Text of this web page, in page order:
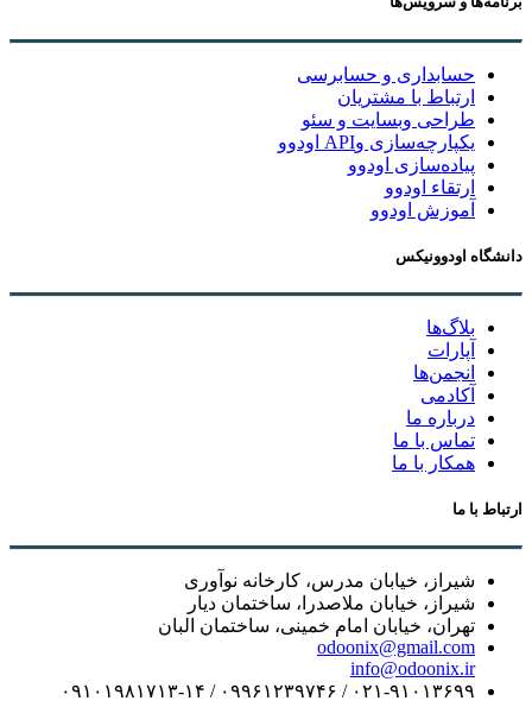
حسابداری و حسابرسی
ارتباط با مشتریان
طراحی وبسایت و سئو
یکپارچه‌سازی وAPI اودوو
پیاده‌سازی اودوو
ارتقاء اودوو
آموزش اودوو
دانشگاه اودوونیکس
بلاگ‌ها
آپارات
انجمن‌ها
آکادمی
درباره ما
تماس با ما
همکار با ما
ارتباط با ما
شیراز، خیابان مدرس، کارخانه نوآوری
شیراز، خیابان ملاصدرا، ساختمان دیار
تهران، خیابان امام خمینی، ساختمان البان
odoonix@gmail.com
info@odoonix.ir
۰۲۱-۹۱۰۱۳۶۹۹ / ۰۹۹۶۱۲۳۹۷۴۶ / ۰۹۱۰۱۹۸۱۷۱۳-۱۴